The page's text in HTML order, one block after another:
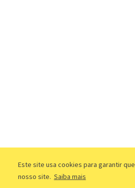
Este site usa cookies para garantir
nosso site. Saiba mais